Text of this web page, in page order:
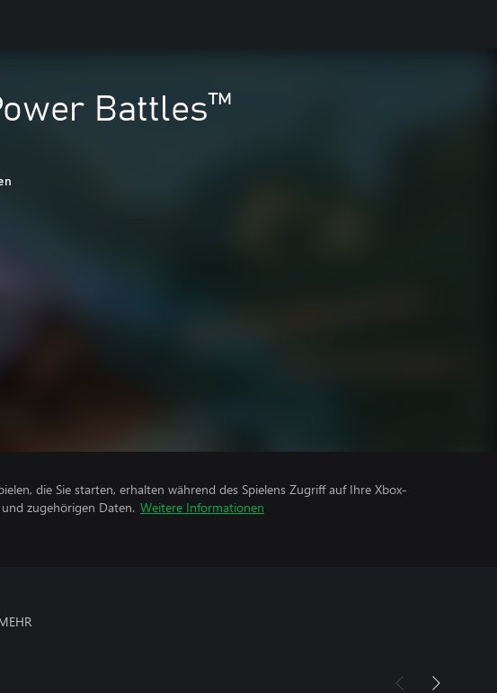
Battles™
die Sie starten, erhalten während des Spielens Zugriff auf Ihre Xbox-
zugehörigen Daten. Weitere Informationen